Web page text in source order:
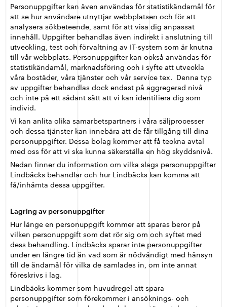
Personuppgifter kan även användas för statistikändamål för
att se hur användare utnyttjar webbplatsen och för att
analysera sökbeteende, samt för att visa dig anpassat
innehåll. Uppgifter behandlas även indirekt i anslutning till
utveckling, test och förvaltning av IT-system som är knutna
till vår webbplats. Personuppgifter kan också användas för
statistikändamål, marknadsföring och i syfte att utveckla
våra bostäder, våra tjänster och vår service tex. Denna typ
av uppgifter behandlas dock endast på aggregerad nivå
och inte på ett sådant sätt att vi kan identifiera dig som
individ.
Vi kan anlita olika samarbetspartners i våra säljprocesser
och dessa tjänster kan innebära att de får tillgång till dina
personuppgifter. Dessa bolag kommer att få teckna avtal
med oss för att vi ska kunna säkerställa en hög skyddsnivå.
Nedan finner du information om vilka slags personuppgifter
Lindbäcks behandlar och hur Lindbäcks kan komma att
få/inhämta dessa uppgifter.
Lagring av personuppgifter
Hur länge en personuppgift kommer att sparas beror på
vilken personuppgift som det rör sig om och syftet med
dess behandling. Lindbäcks sparar inte personuppgifter
under en längre tid än vad som är nödvändigt med hänsyn
till de ändamål för vilka de samlades in, om inte annat
föreskrivs i lag.
Lindbäcks kommer som huvudregel att spara
personuppgifter som förekommer i ansöknings- och